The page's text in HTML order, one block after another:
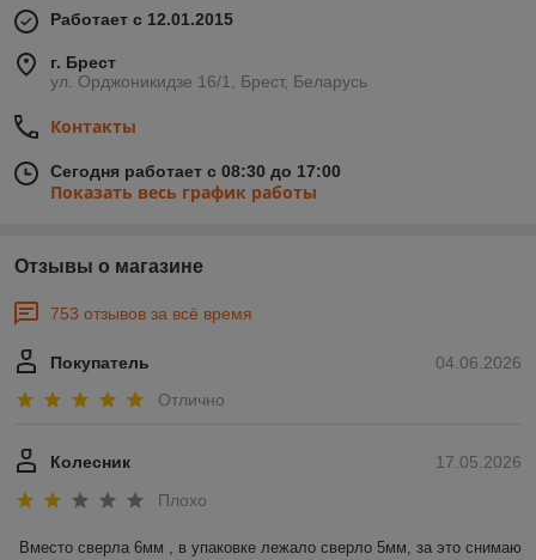
до отдельных крупногабаритных предметов. С учетом малой
толщины и высокой прочности, гарантирующую устойчивость
груза, пленка-стретч является самым экономичным
способом упаковки продуктов.
Предназначена для обматывания вручную; толщина
производимой пленки составляет от 10 до 40 микрометров,
ширина - 450 мм или 500 мм, гарантированная
намотки рулона и вес.
Работает с 12.01.2015
г. Брест
ул. Орджоникидзе 16/1, Брест, Беларусь
Контакты
Сегодня работает с 08:30 до 17:00
Показать весь график работы
Отзывы о магазине
753 отзывов за всё время
04.06.2026
Покупатель
Отлично
17.05.2026
Колесник
Плохо
Вместо сверла 6мм , в упаковке лежало сверло 5мм, за это снимаю